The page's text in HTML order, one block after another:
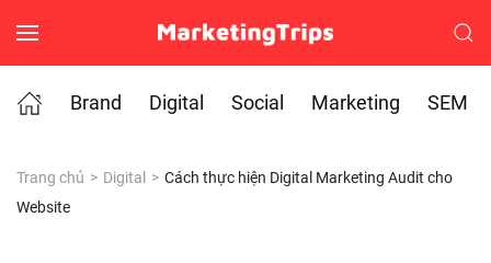
Skip to main content
Brand
Digital Social Marketing SEM
Trang chủ Digital
Cách thực hiện Digital Marketing Audit cho
Website